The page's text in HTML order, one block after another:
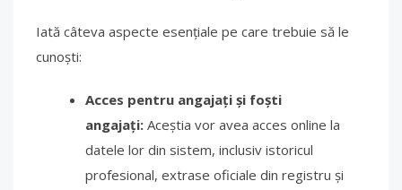
Iată câteva aspecte esențiale pe care trebuie să le
cunoști:
Acces pentru angajați și foști
angajați: Aceștia vor avea acces online la
datele lor din sistem, inclusiv istoricul
profesional, extrase oficiale din registru și